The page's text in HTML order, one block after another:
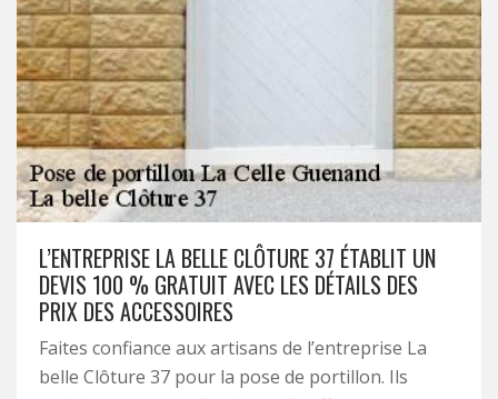
L’ENTREPRISE LA BELLE CLÔTURE 37 ÉTABLIT UN
DEVIS 100 % GRATUIT AVEC LES DÉTAILS DES
PRIX DES ACCESSOIRES
Faites confiance aux artisans de l’entreprise La
belle Clôture 37 pour la pose de portillon. Ils